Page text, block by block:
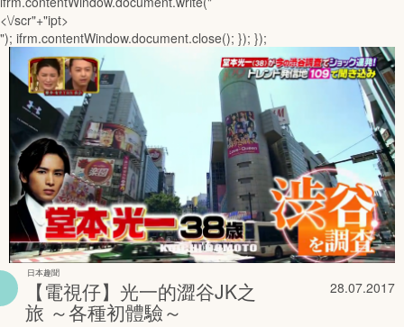
<\/scr"+"ipt>
"); ifrm.contentWindow.document.close(); }); });
日本趣聞
【電視仔】光一的澀谷JK之
旅 ～各種初體驗～
28.07.2017